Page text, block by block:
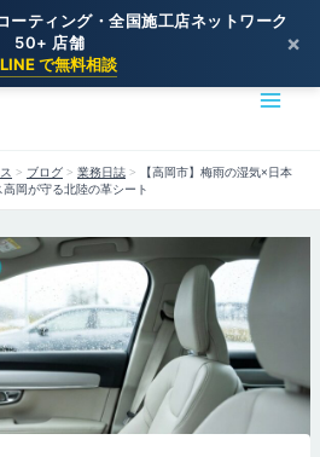
ーティング・全国施工店ネットワーク
50+ 店舗
で無料相談
×
> ブログ > 業務日誌 >
【高岡市】梅雨の湿気×日本
岡が守る北陸の革シート